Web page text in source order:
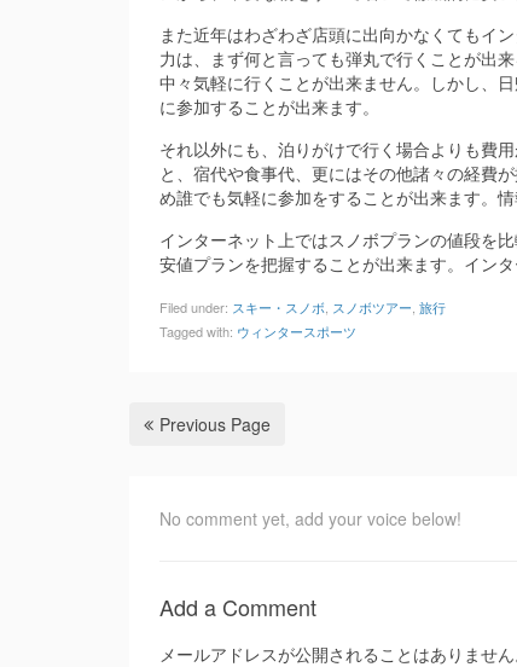
また近年はわざわざ店頭に出向かなくてもイ
力は、まず何と言っても弾丸で行くことが出
中々気軽に行くことが出来ません。しかし、
に参加することが出来ます。
それ以外にも、泊りがけで行く場合よりも費
と、宿代や食事代、更にはその他諸々の経費
め誰でも気軽に参加をすることが出来ます。
インターネット上ではスノボプランの値段を
安値プランを把握することが出来ます。イン
Filed under: スキー・スノボ スノボツアー 旅行
Tagged with: ウィンタースポーツ
Previous Page
No comment yet, add your voice below!
Add a Comment
メールアドレスが公開されることはありません